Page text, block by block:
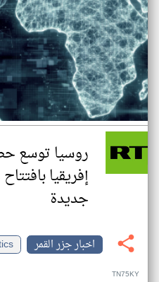
روسيا توسع
جديدة
اخبار جزر القمر
TN75KY